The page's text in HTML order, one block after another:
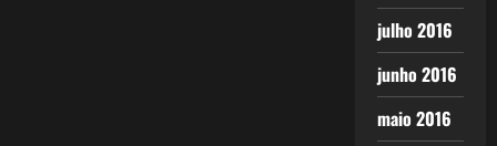
julho 2016
junho 2016
maio 2016